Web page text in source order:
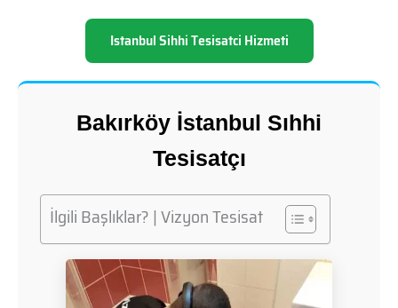
Istanbul Sihhi Tesisatci Hizmeti
Bakırköy İstanbul Sıhhi
Tesisatçı
İlgili Başlıklar? | Vizyon Tesisat